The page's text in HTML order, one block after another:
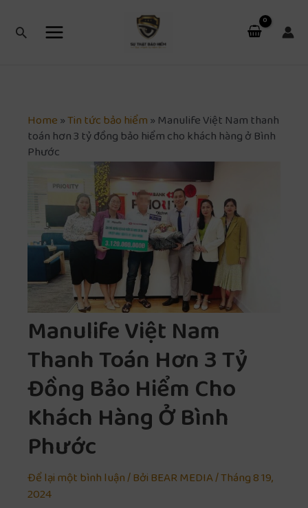
Tìm
Menu
Home»Tin tức bảo hiểm»Manulife Việt Nam thanh
toán hơn 3 tỷ đồng bảo hiểm cho khách hàng ở Bình
Phước
Manulife Việt Nam
Thanh Toán Hơn 3 Tỷ
Đồng Bảo Hiểm Cho
Khách Hàng Ở Bình
Phước
Để lại một bình luận/ BởiBEAR MEDIA/Tháng 8 19,
2024